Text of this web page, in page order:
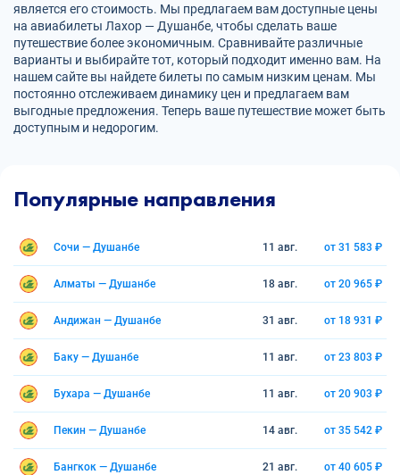
является его стоимость. Мы предлагаем вам доступные цены
на авиабилеты Лахор — Душанбе, чтобы сделать ваше
путешествие более экономичным. Сравнивайте различные
варианты и выбирайте тот, который подходит именно вам. На
нашем сайте вы найдете билеты по самым низким ценам. Мы
постоянно отслеживаем динамику цен и предлагаем вам
выгодные предложения. Теперь ваше путешествие может быть
доступным и недорогим.
Популярные направления
Сочи — Душанбе 11 авг. от 31 583 ₽
Алматы — Душанбе 18 авг. от 20 965 ₽
Андижан — Душанбе 31 авг. от 18 931 ₽
Баку — Душанбе 11 авг. от 23 803 ₽
Бухара — Душанбе 11 авг. от 20 903 ₽
Пекин — Душанбе 14 авг. от 35 542 ₽
Бангкок — Душанбе 21 авг. от 40 605 ₽